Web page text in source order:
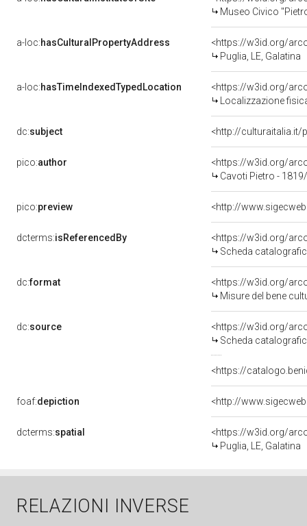
Museo Civico
a-loc:hasCulturalPropertyAddress
<https://w3id.org/
Puglia, LE, Galatina
a-loc:hasTimeIndexedTypedLocation
<https://w3id.org/
Localizzazione
dc:subject <http://
pico:author
<https://w3id.org/
Cavoti Pietro -
pico:preview <http://
dcterms:isReferencedBy
<https://w3id.org/
Scheda
dc:format
<https://w3id.org/
Misure del bene
dc:source
<https://w3id.org/
Scheda
<https://
foaf:depiction <http://
dcterms:spatial
<https://w3id.org/
Puglia, LE, Galatina
RELAZIONI INVERSE